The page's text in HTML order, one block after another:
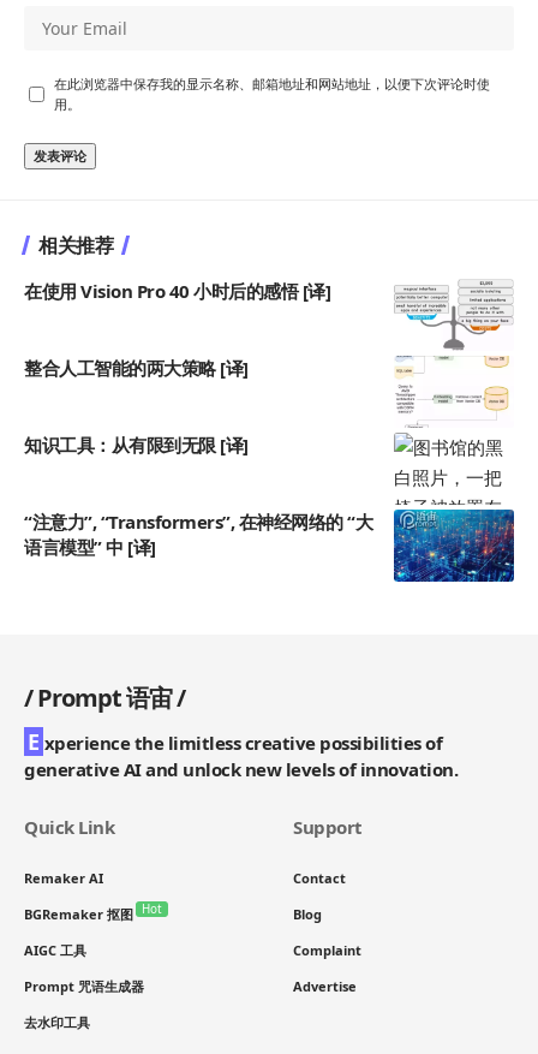
在此浏览器中保存我的显示名称、邮箱地址和网站地址，以便下次评论时使
用。
相关推荐
在使用 Vision Pro 40 小时后的感悟 [译]
整合人工智能的两大策略 [译]
知识工具：从有限到无限 [译]
“注意力”, “Transformers”, 在神经网络的 “大
语言模型” 中 [译]
/Prompt 语宙/
E xperience the limitless creative possibilities of
generative AI and unlock new levels of innovation.
Quick Link
Remaker AI
BGRemaker 抠图 Hot
AIGC 工具
Prompt 咒语生成器
去水印工具
Support
Contact
Blog
Complaint
Advertise